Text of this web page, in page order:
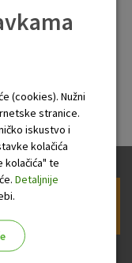
(cookies). Nužni
stranice.
iskustvo i
kolačića
kolačića" te
Detaljnije